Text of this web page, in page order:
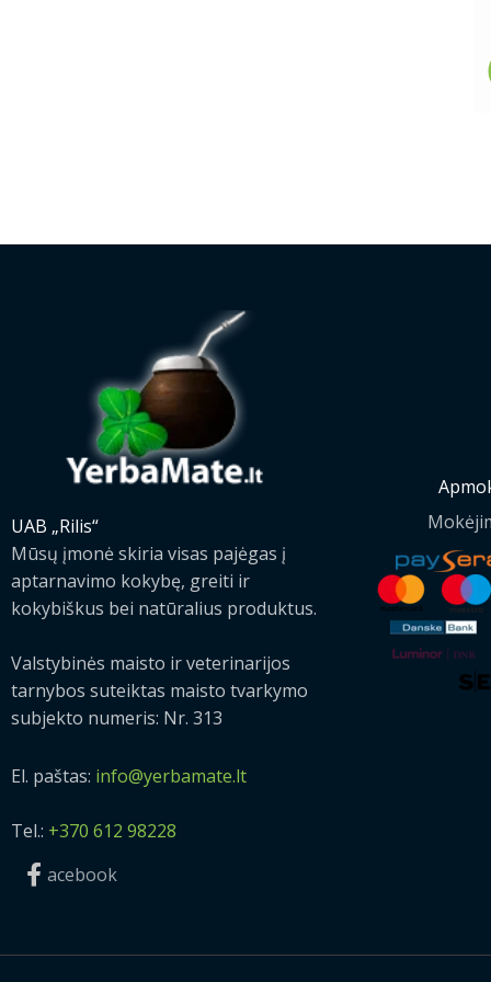
UAB „Rilis“
Mūsų įmonė skiria visas pajėgas į
aptarnavimo kokybę, greiti ir
kokybiškus bei natūralius produktus.
Valstybinės maisto ir veterinarijos
tarnybos suteiktas maisto tvarkymo
subjekto numeris: Nr. 313
El. paštas: info@yerbamate.lt
Tel.: +370 612 98228
acebook